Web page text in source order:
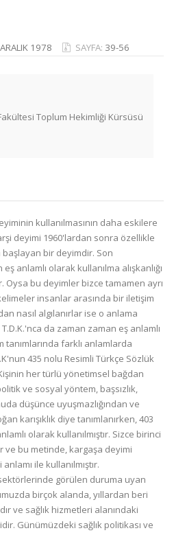
ARALIK 1978 SAYFA: 39-56
Toplum Hekimliği Kürsüsü
: Cumhuriyet ilan edildikten sonra, ilk Sağlık Bakanı olarak, Dr. Refik Saydam görevlendirilmiştir. Dr. Saydam Türkiye'de sağlık hizmetlerinin örgütlenmesi ve koruyucu sağlık hizmeti esaslarının yerleşmesinde büyük emek harcamış, bu nedenle de sağlık hizmetleri tarihimizde önemli bir yer edinmiştir. Kısa süreli aralıklar dışında 1921-1937 yılları arasında 16 yıl gibi uzun bir süre Sağlık Bakanlığı yapmıştır. Bu nedenle Refik Saydam dönemi diyebileceğimiz bu dönemde, koruyucu sağlık hizmetlerine büyük önem verilmiş, hatta tedavi edici sağlık hizmetleri bir devlet görevi olarak ele alınmamıştır (4). Bu konuda daha çok mahalli idarelere yol gösterici olmak yeğlenmiştir. Bu erekle Ankara, İstanbul; Sivas, Erzurum ve Diyarbakır'da SSYB'na bağlı «Numune Hastaneleri» kurmakla yetinilmiş, belediye ve özel idareler hastane açmak için teşvik edilmiştir (5). Bu dönemde, sağlık hizmetlerinin yürütülmesinde, insan gücü politikasına önemli bir yer verilerek bu erekle, 1924 yılında tıp fakülteleri mezunlarının tümünü kapsayan Mecburi Hizmet Kanunu yanı sıra yatılı tıp talebe yurtlarının açılması sağlanmıştır. Sağlık hizmetlerinin gerçekleştirilmesi için gerekli olan yeterli sayı ve nitelikte personel yetiştirme yolunda ilk adımlar atılmıştır. Kamu sektöründe çalışan personelin idaresi tek elde toplanarak SSYB'na verilmiştir. Özel idare ve belediyeler yapı ve hizmetleri salt finanse eden kurumlar haline getirilmiştir. Ayrıca hastanede çalışan hekim ve personele daha düşük ücret uygulanarak, personel yönünden, koruyucu hizmetler ve hükümet tabiplikleri daha çekici hale getirilmeye çalışılmıştır. Sağlık hizmetleri örgütlenmesinin genel idareye bağlı olması yanında, o dönemlerde koruyucu ve tedavi edici sağlık hizmetlerinin birlikte yürütülmesi henüz hiçbir ülkede uygulanmaması nedeniyle, koruyucu hizmetlere gereken önemi veren Dr. Refik Saydam bu iki hizmetin birleştirilmesi yönünde bir girişimde bulunmamıştır. Tüm olumlu yönlerine karşın, bu iki olumsuzluk o dönemin belirgin özelliği olmuştur. Ancak; 1929 yılnıda Etimesgut'ta «İçtimai Hızıssıha Dispanseri» kurularak, küçük bir bölgede koruyucu ve tedavi edici hizmetlerle görevlendirilmiştir. O tarihlerde Fransa'dan sonra ülkemizle birlikte Yugoslavya ve Rusya'da aynı türden uygulamalar ele alınmıştır. Sonradan adı «Etimesgut Numune Sağlık Merkezine» çevrilen bu kuruluş, koruyucu ve tedavi edici hizmetlerin bir arada yürütülmesinin tüm ülkeye yayılması için örnek olarak düşünülmüştür (5). 1946-1950 Behçet Uz Dönemi: Dr. Saydam dönemi 1946 yılına dek sürmüştür. Bu tarihte toplanan 9. Milli Tıp Kongresi'nde bir konuşma yapan, zamanın Sağlık Bakanı Dr. Bahçet Uz, «Birinci On YılIık Sağlık Planı» veya «Behçet Uz Planı» diye anılan planı açıklıyor ve diğer bir dönemi başlatıyordu. Konuşmasına « ... Köylerimizin çoğu... sağlık yönünden hiç de istediğimiz seviyeye çıkarılamamıştır... Bunun için ülkemizi ortalama 40 köylük gruplara ayırarak, her grup için bir sağlık merkezi kurmayı uzun vadeli bir iş olarak düşünüyoruz» (6) diyerek başlamış ve hazırlanan planı sunmuştu. Ereği koruyucu sağlık hizmetlerini yaymak ve personelin ülke yüzeyinde dağılımını sağlamak olan bu plan gereğince; ülke 7 sağlık bölgesine ayrılacak ve her bölgenin örgütlenmesi kendi kendine yeterli olacaktı. Bölgelerde 40 köy için 10 yataklı bir sağlık merkezi kurulacak ve her sağlık merkezinde 2 hekim, 1 ebe, 1 sağlık memuru ve 1 ziyaretçi hemşire bulunacaktı. Buna ek olarak her 10 köy için 1 ebe ve 1 sağlık memuru öngörülmüştü. Bu merkezler koruyucu ve tedavi edici hizmetleri birlikte yürütecek ve bu bölgeler kurulunca her bölgede bir tıp fakültesi açılacaktı (7). Böylece personel yetiştirilmesi de hızlandırılacaktı. Bu planda çağdaş sağlık idaresinin temel ilkelerinden olan koruyucu ve iyileştirici hizmetlerin integre edilmesi ve hizmet ünitelerinin nüfus esasına göre kurulmasının kabul edilmiş olduğunu görüyoruz. Ayrıca sağlık hizmetlerinin örgütlenmesi, genel idari örgütlenmeden ayrı olarak ele alınmıştı. Böylece koruyucu ve tedavi edici hizmetler bütünleştirilerek, yalnızca bazı kentlerin yararlandığı hizmetlerden kırsal bölgelerin de yararlanması düşünülmüştü. Dr. Behçet Uz'dan sonra bu plan uygulanmamış ve giderekten her ilçeye bir sağlık merkezi kurmak şekline dönüştürülmüştür: Bugün ise bu kuruluşlar maliyeti çok yüksek küçük birer hastane olmaktan öteye gidememiştir (5) . Geçimini muayenehanesindeki çalışmasıyla sağlamak zorunda kalan sağlık merkezi hekimleri ise, koruyucu sağlık hizmetleri iIe hiç ilgilenmedikleri gibi, ücretsiz poliklinik ve tedavi bile yapmaz duruma gelmişlerdir. 1950-1960 Dönemi: 1950 yılında Sağlık Bakanı olan Dr. Ekrem Hayri Üstündağ, bu planı tekrar ele almış ve daha da geliştirerek Bakanlar Kurulu'na sunmak üzere iken kabine dışı bırakılmıştır. 1954 yılında tekrar Sağlık Bakanı olan Dr. Behçet Uz'un bu plandan hiç söz etmemesi ise aynı oranda düşündürücüdür (5) . 1953 yılında özel idare hastanelerinin devletleştirilmesi ve hastane hizmetlerinin de bir devlet görevi olarak kabul edilmesi ileri atılımı dışında, 1950-1960 döneminde hastaneciliğe büyük önem verilmesi koruyucu hizmetlerin ihmal edilmesi sonucunu doğurmuştur. Ne var ki ; tedavi hizmetlerinde başarıyı sağlayacak yeter sayı ve nitelikte personel, tam gün çalışmayı sağlayacak bir ücret politikası gibi faktörlere önem verilmediğinden tedavi edici hizmetlerin niteliğinde de göze batar derecede bir iyileşme sağlanamadığı gibi, devlet girişimlerinin tamamen hastaneciliğe yönelmesi nedeniyle, koruyucu dolayısı ile de halk sağlığı hizmetlerinin ihmal edilmesi sonucu ortaya çıkmıştır. 1960-1978 Dönemi : 1960'lara gelindiğinde, kırsal bölgenin her gün artan sağlık istemini, geçici önlemlerle karşılamak olanaksız hale gelmişti. Bu nedenle yönetimi ele alan 1960 devrim hükümeti sağlık hizmetlerine önemli